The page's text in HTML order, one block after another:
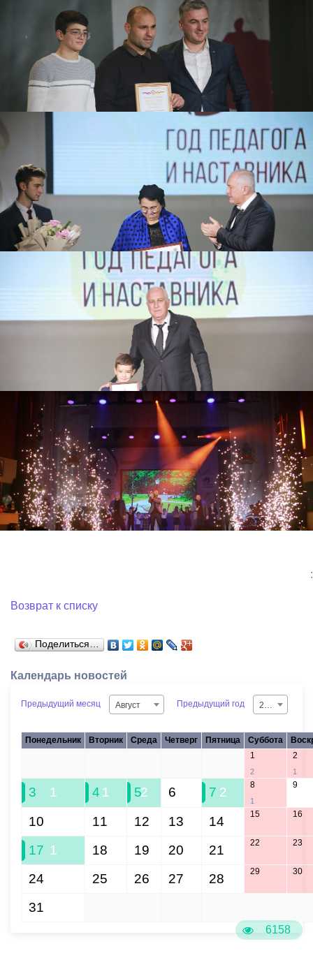
6158
:
Возврат к списку
Поделиться…
Календарь новостей
Предыдущий месяц Август Предыдущий год 2026
Понедельник Вторник Среда Четверг Пятница Суббота
1
2
2
1
3 1 4 1 52 6 7 2 8
1
9
10 11 12 13 14 15 16
17 1 18 19 20 21 22 23
24 25 26 27 28 29 30
31